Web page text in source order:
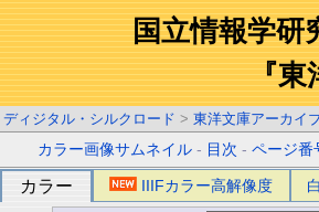
国立情報学研
『東
ディジタル・シルクロード > 東洋文庫アーカイ
カラー画像サムネイル - 目次 -ページ番
カラー IIIFカラー高解像度